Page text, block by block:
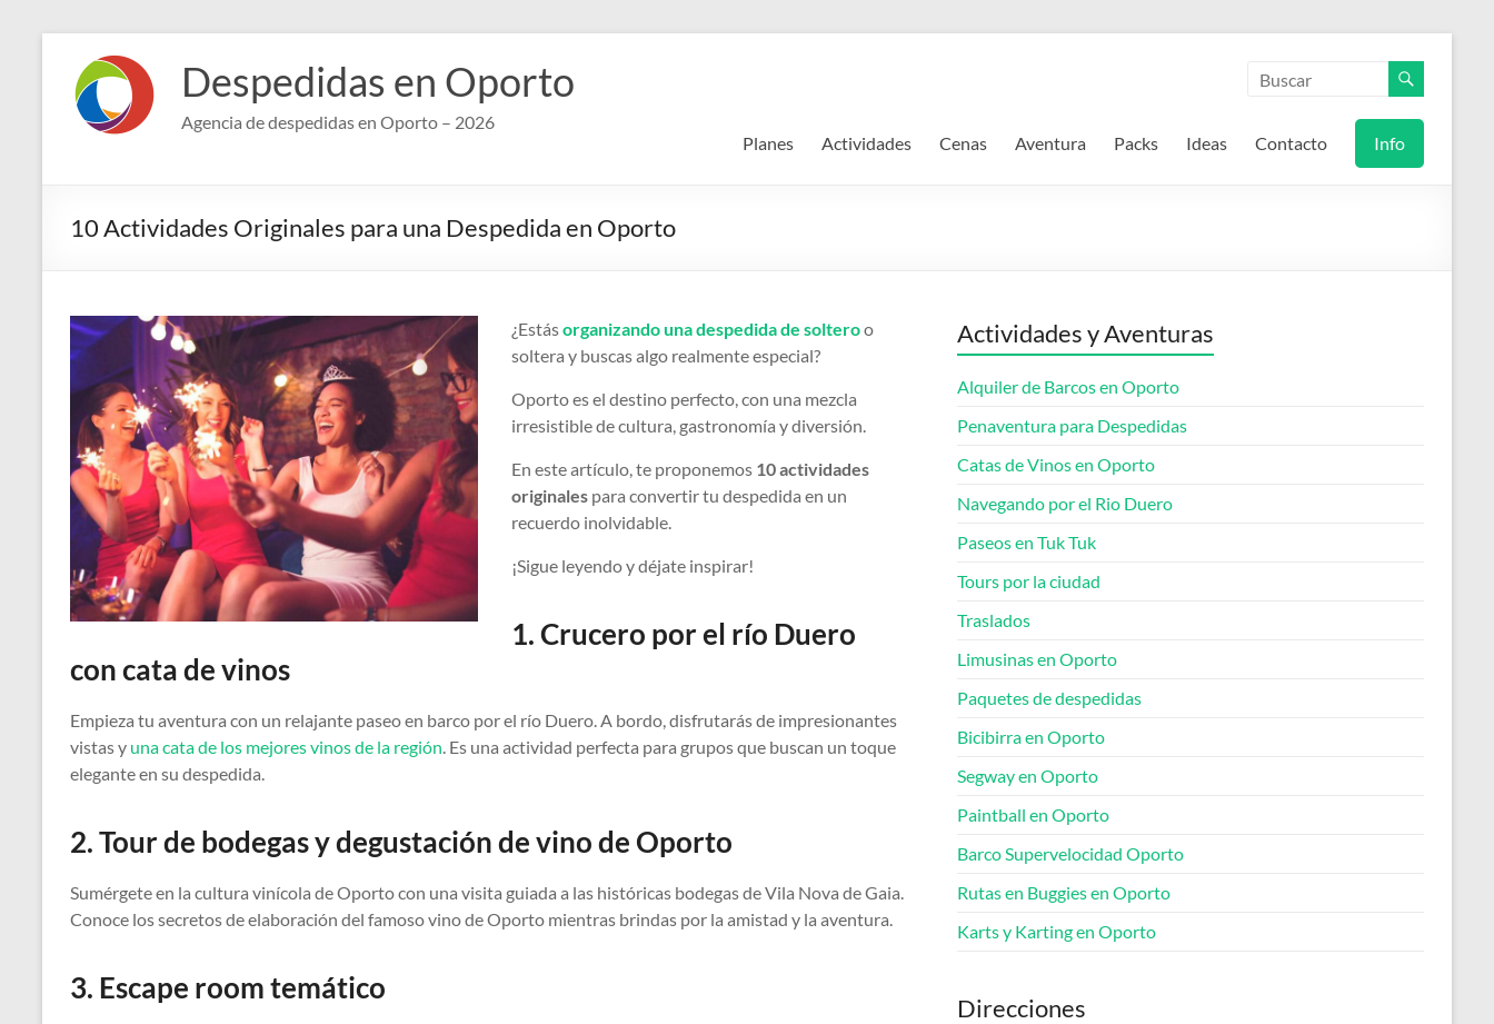
contenido
Despedidas en Oporto
Agencia de despedidas en Oporto – 2026
Planes
Actividades Cenas Aventura Packs Ideas Contacto Info
10 Actividades Originales para una Despedida en Oporto
¿Estásorganizando una despedidade solteroo
soltera y buscas algo realmente especial?
Oporto es el destino perfecto, con una mezcla
irresistible de cultura, gastronomía y diversión.
En este artículo, te proponemos 10 actividades
originales para convertir tu despedida en un
recuerdo inolvidable.
¡Sigue leyendo y déjate inspirar!
1. Crucero por el río Duero
con cata de vinos
Empieza tu aventura con un relajante paseo en barco por el río Duero. A bordo, disfrutarás de impresionantes
vistas y una cata de los mejores vinos de la región. Es una actividad perfecta para grupos que buscan un toque
elegante en su despedida.
2. Tour de bodegas y degustación de vino de Oporto
Sumérgete en la cultura vinícola de Oporto con una visita guiada a las históricas bodegas de Vila Nova de Gaia.
Conoce los secretos de elaboración del famoso vino de Oporto mientras brindas por la amistad y la aventura.
3. Escape room temático
Actividades y Aventuras
Alquiler de Barcos en Oporto
Penaventura para Despedidas
Catas de Vinos en Oporto
Navegando por el Rio Duero
Paseos en Tuk Tuk
Tours por la ciudad
Traslados
Limusinas en Oporto
Paquetes de despedidas
Bicibirra en Oporto
Segway en Oporto
Paintball en Oporto
Barco Supervelocidad Oporto
Rutas en Buggies en Oporto
Karts y Karting en Oporto
Direcciones